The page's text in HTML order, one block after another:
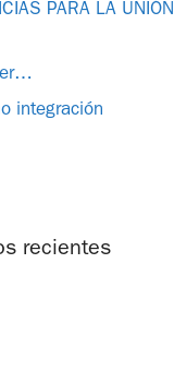
PARA LA UNIÓN
integración
recientes